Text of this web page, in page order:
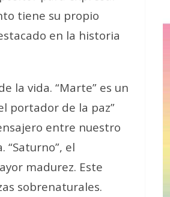
tiene su propio
en la historia
la vida. “Marte” es un
portador de la paz”
entre nuestro
“Saturno”, el
madurez. Este
sobrenaturales.